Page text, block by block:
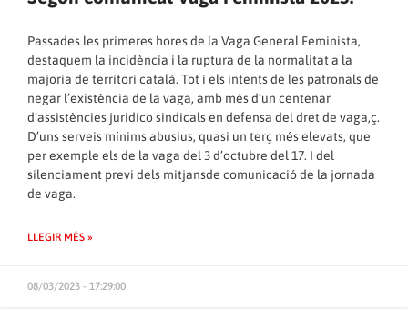
Passades les primeres hores de la Vaga General Feminista,
destaquem la incidència i la ruptura de la normalitat a la
majoria de territori català. Tot i els intents de les patronals de
negar l’existència de la vaga, amb més d’un centenar
d’assistències juridico sindicals en defensa del dret de vaga,ç.
D’uns serveis mínims abusius, quasi un terç més elevats, que
per exemple els de la vaga del 3 d’octubre del 17. I del
silenciament previ dels mitjansde comunicació de la jornada
de vaga.
LLEGIR MÉS »
08/03/2023 - 17:29:00